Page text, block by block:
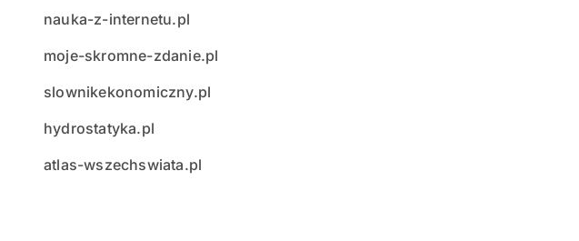
nauka-z-internetu.pl
moje-skromne-zdanie.pl
slownikekonomiczny.pl
hydrostatyka.pl
atlas-wszechswiata.pl